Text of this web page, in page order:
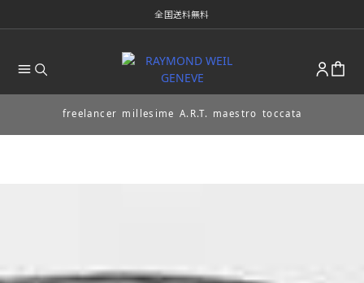
全国送料無料
freelancer millesime A.R.T. maestro toccata